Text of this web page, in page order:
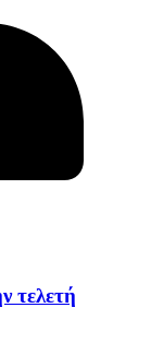
τελετή